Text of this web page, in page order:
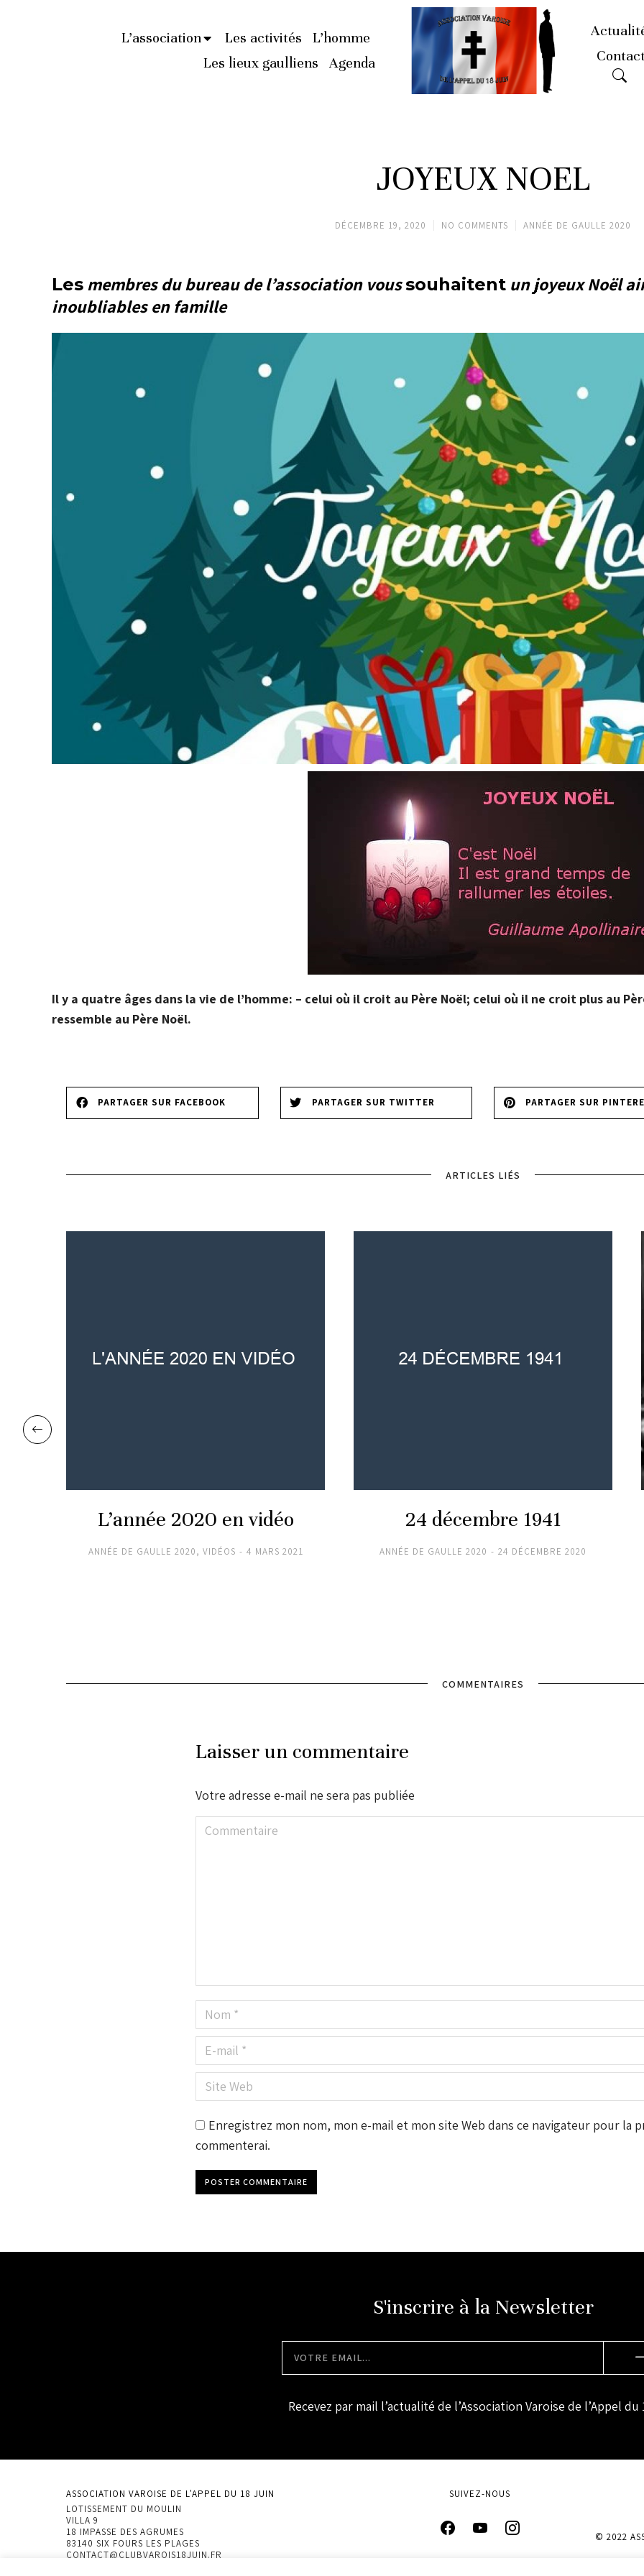
L’association Les activités
L’homme
Les lieux gaulliens
Agenda
JOYEUX NOEL
DÉCEMBRE 19, 2020 NO COMMENTS ANNÉE DE GAULLE 2020
Les membres du bureau de l’association voussouhaitent un joyeux Noël
inoubliables en famille
Il y a quatre âges dans la vie de l’homme: – celui où il croit au Père Noël; celui où il ne croit plus au
ressemble au Père Noël.
PARTAGER SUR FACEBOOK PARTAGER SUR TWITTER PARTAGER SUR
ARTICLES LIÉS
L’année 2020 en vidéo
ANNÉE DE GAULLE 2020, VIDÉOS 4 MARS 2021
24 décembre 1941
ANNÉE DE GAULLE 2020 24 DÉCEMBRE 2020
COMMENTAIRES
Laisser un commentaire
Votre adresse e-mail ne sera pas publiée
Commentaire
Nom *
E-mail *
Site Web
Enregistrez mon nom, mon e-mail et mon site Web dans ce navigateur pour la
commenterai.
POSTER COMMENTAIRE
S'inscrire à la Newsletter
Recevez par mail l’actualité de l’Association Varoise de l’Appel du
ASSOCIATION VAROISE DE L'APPEL DU 18 JUIN
LOTISSEMENT DU MOULIN
VILLA 9
18 IMPASSE DES AGRUMES
83140 SIX FOURS LES PLAGES
CONTACT@CLUBVAROIS18JUIN.FR
SUIVEZ-NOUS
© 2022